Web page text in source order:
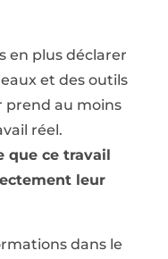
en plus déclarer
et des outils
prend au moins
réel.
que ce travail
leur
dans le